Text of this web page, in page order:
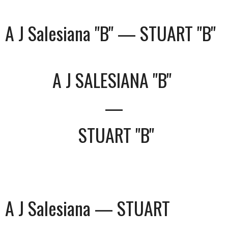
A J Salesiana "B" — STUART "B"
A J SALESIANA "B"
—
STUART "B"
A J Salesiana — STUART